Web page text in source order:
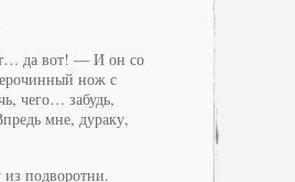
да вот! — И он со
нож с
чего… забудь,
мне, дураку,
подворотни.